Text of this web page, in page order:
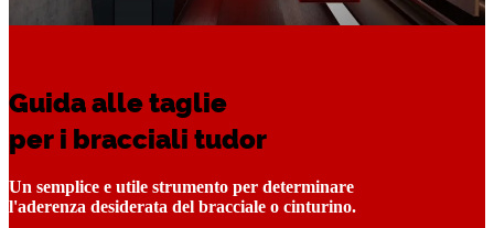
Guida alle taglie
per i bracciali tudor
Un semplice e utile strumento per determinare
l'aderenza desiderata del bracciale o cinturino.